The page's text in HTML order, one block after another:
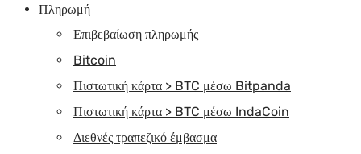
Πληρωμή
Επιβεβαίωση πληρωμής
Bitcoin
Πιστωτική κάρτα > BTC μέσω Bitpanda
Πιστωτική κάρτα > BTC μέσω IndaCoin
Διεθνές τραπεζικό έμβασμα